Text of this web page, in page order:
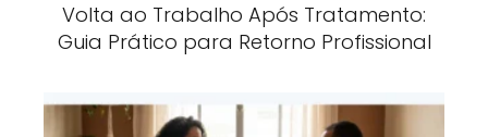
Volta ao Trabalho Após Tratamento:
Guia Prático para Retorno Profissional